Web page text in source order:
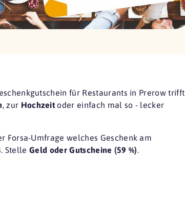
für Restaurants in Prerow trifft
, zur Hochzeitoder einfach mal so - lecker
Forsa-Umfrage welches Geschenk am
StelleGeld oder Gutscheine (59 %).